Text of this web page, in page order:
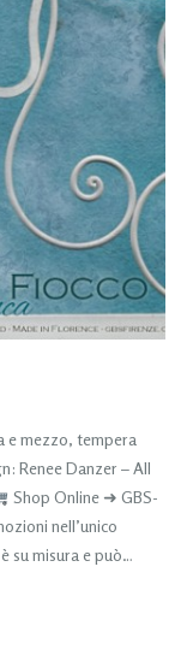
e mezzo, tempera
Renee Danzer – All
Shop Online ➜ GBS-
nell’unico
su misura e può…